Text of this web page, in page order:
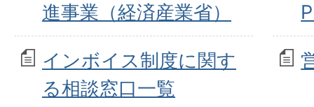
進事業（経済産業省）
インボイス制度に関す
る相談窓口一覧